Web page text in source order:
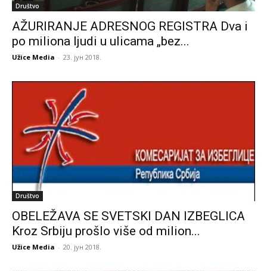
Društvo
AŽURIRANJE ADRESNOG REGISTRA Dva i
po miliona ljudi u ulicama „bez...
Užice Media - 23. јун 2018.
Društvo
OBELEŽAVA SE SVETSKI DAN IZBEGLICA
Kroz Srbiju prošlo više od milion...
Užice Media - 20. јун 2018.